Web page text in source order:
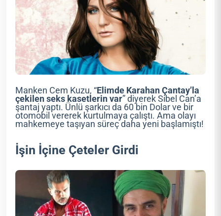
Manken Cem Kuzu, “Elimde Karahan Çantay’la
çekilen seks kasetlerin var” diyerek Sibel Can’a
şantaj yaptı. Ünlü şarkıcı da 60 bin Dolar ve bir
otomobil vererek kurtulmaya çalıştı. Ama olayı
mahkemeye taşıyan süreç daha yeni başlamıştı!
İşin İçine Çeteler Girdi